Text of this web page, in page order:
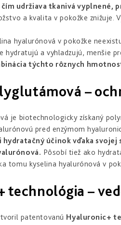
udržiava tkanivá vyplnené,
a kvalita v pokožke znižuje.
hyalurónová v pokožke
hydratujú a vyhladzujú, menšie
týchto rôznych
–
je biotechnologicky získaný
pred enzýmom
účinok vďaka
Pôsobí tiež ako
tomu kyselina hyalurónová v
technológia –
patentovanú Hyaluronic+